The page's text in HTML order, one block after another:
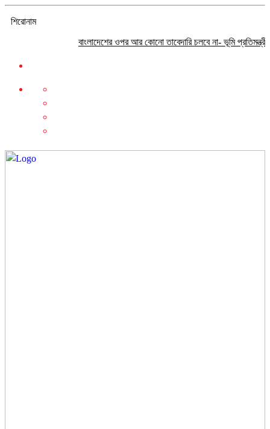
শিরোনাম
বাংলাদেশের ওপর আর কোনো তাবেদারি চলবে না- ভূমি প্রতিমন্ত্রী পরিবেশ